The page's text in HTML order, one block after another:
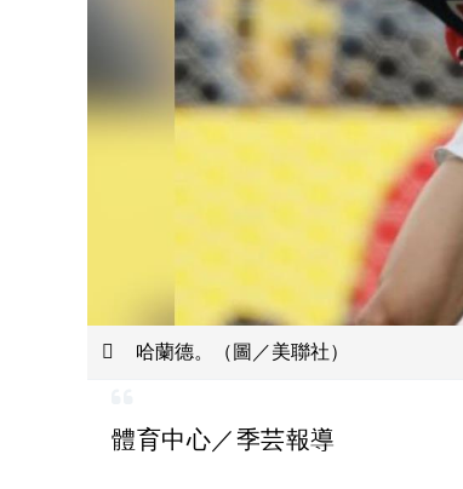
哈蘭德。（圖／美聯社）
體育中心／季芸報導